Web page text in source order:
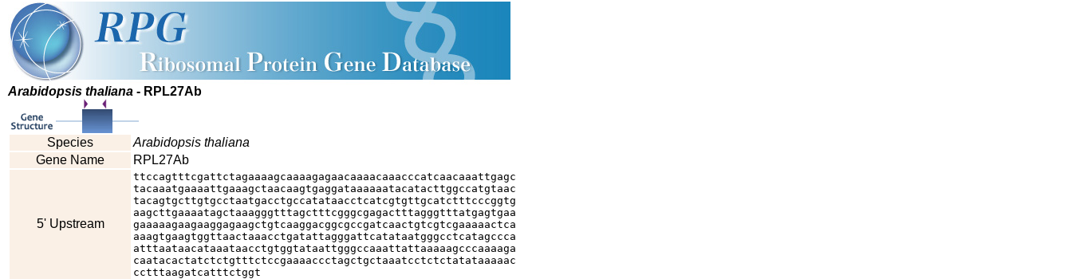
Arabidopsis thaliana - RPL27Ab
Species
Arabidopsis thaliana
Gene Name
RPL27Ab
5' Upstream
ttccagtttcgattctagaaaagcaaaagagaacaaaacaaacccatcaacaaattgagc
tacaaatgaaaattgaaagctaacaagtgaggataaaaaatacatacttggccatgtaac
tacagtgcttgtgcctaatgacctgccatataacctcatcgtgttgcatctttcccggtg
aagcttgaaaatagctaaagggtttagctttcgggcgagactttagggtttatgagtgaa
gaaaaagaagaaggagaagctgtcaaggacggcgccgatcaactgtcgtcgaaaaactca
aaagtgaagtggttaactaaacctgatattagggattcatataatgggcctcatagccca
atttaataacataaataacctgtggtataattgggccaaattattaaaaagcccaaaaga
caatacactatctctgtttctccgaaaaccctagctgctaaatcctctctatataaaaac
cctttaagatcatttctggt